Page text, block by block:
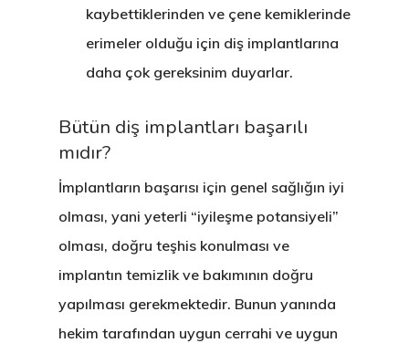
kaybettiklerinden ve çene kemiklerinde
erimeler olduğu için diş implantlarına
daha çok gereksinim duyarlar.
Bütün diş implantları başarılı
mıdır?
İmplantların başarısı için genel sağlığın iyi
olması, yani yeterli “iyileşme potansiyeli”
olması, doğru teşhis konulması ve
implantın temizlik ve bakımının doğru
yapılması gerekmektedir. Bunun yanında
hekim tarafından uygun cerrahi ve uygun